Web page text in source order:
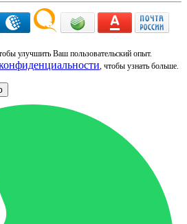
улучшить Ваш пользовательский опыт.
, чтобы узнать больше.